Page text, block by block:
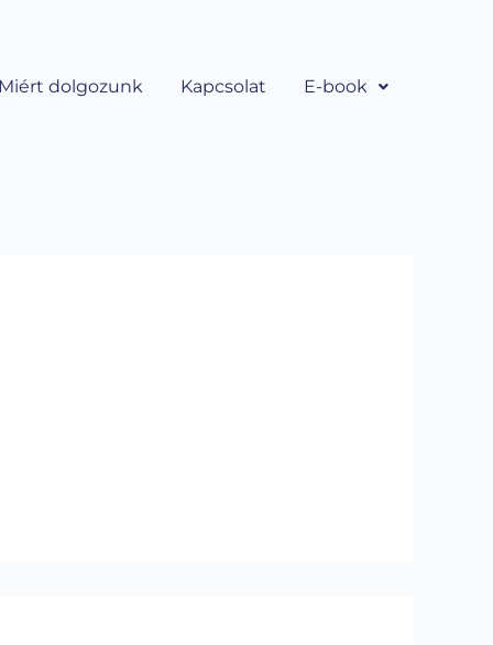
Miért dolgozunk Kapcsolat E-book